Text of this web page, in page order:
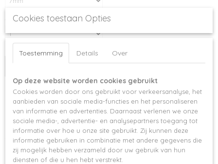
Aantal
IN WINKELWAGEN
Specificaties
Productcode
1046
Omschrijving
Zijdezacht premium kwaliteit wimperextensions, handgemaakt, matte
diepzwarte afwerking. Geschikt voor de One by One techniek.
Cookies toestaan Opties
Toestemming Details Over
Op deze website worden cookies gebruikt
Cookies worden door ons gebruikt voor verkeersanalyse, het
aanbieden van sociale media-functies en het personaliseren
van informatie en advertenties. Daarnaast verlenen we onze
sociale media-, advertentie- en analysepartners toegang tot
informatie over hoe u onze site gebruikt. Zij kunnen deze
informatie gebruiken in combinatie met andere gegevens die
zij mogelijk hebben verzameld door uw gebruik van hun
diensten of die u hen hebt verstrekt.